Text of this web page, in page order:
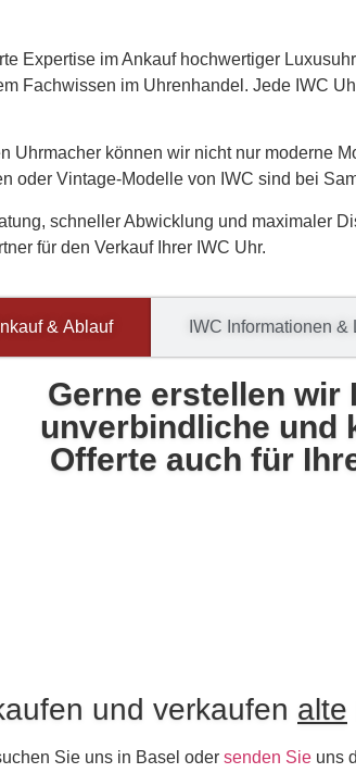
Expertise im Ankauf hochwertiger
Fachwissen im Uhrenhandel. Jede IWC
Uhrmacher können wir nicht nur moderne
oder Vintage-Modelle von IWC sind bei
schneller Abwicklung und maximaler
für den Verkauf Ihrer IWC Uhr.
& Ablauf IWC Informationen &
Gerne erstellen wir
unverbindliche und
Offerte auch für
und verkaufen alte
Sie uns in Basel oder senden Sie uns